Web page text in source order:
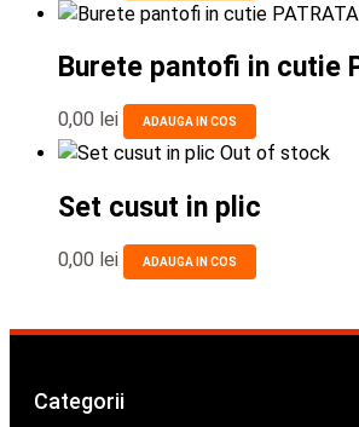
Burete pantofi in cutie
0,00 lei ADAUGA IN COS
Out of stock
Set cusut in plic
0,00 lei ADAUGA IN COS
Categorii